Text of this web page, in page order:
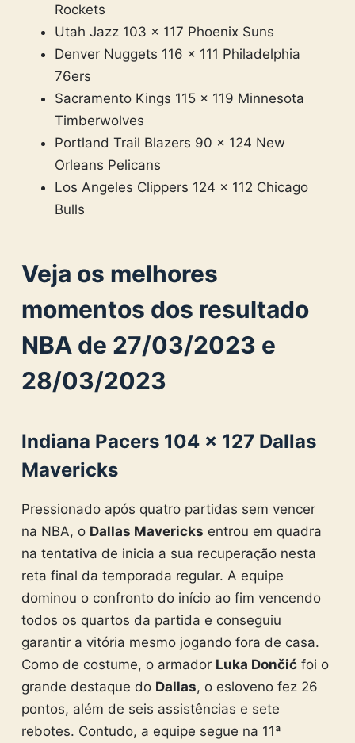
Rockets
Utah Jazz 103 × 117 Phoenix Suns
Denver Nuggets 116 × 111 Philadelphia
76ers
Sacramento Kings 115 × 119 Minnesota
Timberwolves
Portland Trail Blazers 90 × 124 New
Orleans Pelicans
Los Angeles Clippers 124 × 112 Chicago
Bulls
Veja os melhores
momentos dos resultado
NBA de 27/03/2023 e
28/03/2023
Indiana Pacers 104 × 127 Dallas
Mavericks
Pressionado após quatro partidas sem vencer
na NBA, o Dallas Mavericks entrou em quadra
na tentativa de inicia a sua recuperação nesta
reta final da temporada regular. A equipe
dominou o confronto do início ao fim vencendo
todos os quartos da partida e conseguiu
garantir a vitória mesmo jogando fora de casa.
Como de costume, o armador Luka Dončićfoi o
grande destaque do Dallas, o esloveno fez 26
pontos, além de seis assistências e sete
rebotes. Contudo, a equipe segue na 11ª